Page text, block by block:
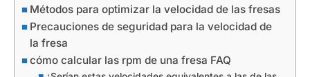
Métodos para optimizar la velocidad de las fresas
Precauciones de seguridad para la velocidad de
la fresa
cómo calcular las rpm de una fresa FAQ